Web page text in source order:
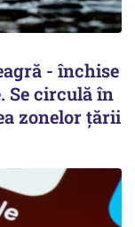
- închise
Se circulă în
zonelor ţării